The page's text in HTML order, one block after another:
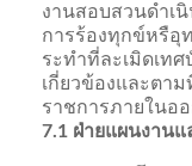
งานสอบสวนดำเ
การร้องทุกข์หรือุ
ระทำที่ละเมิดเท
เกี่ยวข้องและตา
ราชการภายในอ
7.1 ฝ่ายแผนงาน